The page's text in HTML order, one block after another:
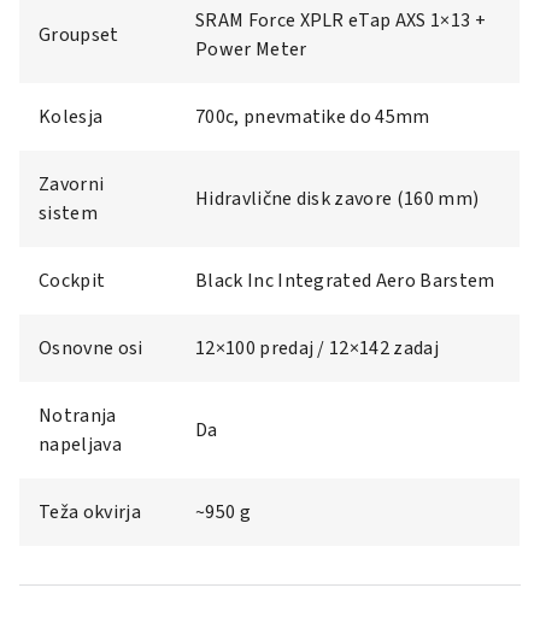
Groupset
SRAM Force XPLR eTap AXS 1×13 +
Power Meter
Kolesja 700c, pnevmatike do 45mm
Zavorni
sistem
Hidravlične disk zavore (160 mm)
Cockpit Black Inc Integrated Aero Barstem
Osnovne osi 12×100 predaj / 12×142 zadaj
Notranja
napeljava
Da
Teža okvirja ~950 g